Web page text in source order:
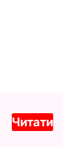
Читати